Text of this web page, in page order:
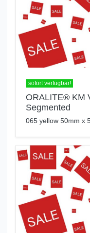
sofort verfügbar!
ORALITE® KM
Segmented
065 yellow 50mm x